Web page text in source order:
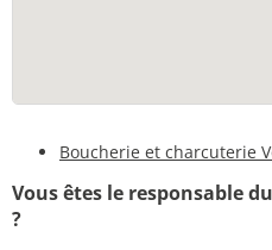
Boucherie et charcuterie
Vous êtes le responsable
?